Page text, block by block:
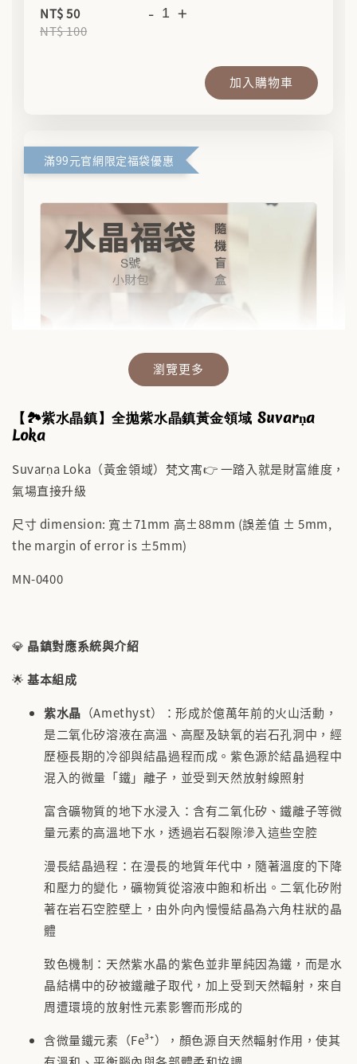
NT$ 50
NT$ 100
- +
加入購物車
滿99元官網限定福袋優惠
✨【水晶福袋】🔮 搶來的福袋沒中獎？水晶福
袋幫你翻盤💎能量UP💎
NT$ 388
瀏覽更多
【🏞️紫水晶鎮】全拋紫水晶鎮黃金領域 Suvarṇa
Loka
Suvarṇa Loka（黃金領域）梵文寓👉 一踏入就是財富維度，
氣場直接升級
尺寸 dimension: 寬±71mm 高±88mm (誤差值 ± 5mm,
the margin of error is ±5mm)
MN-0400
💎 晶鎮對應系統與介紹
🌟基本組成
紫水晶 （Amethyst）：形成於億萬年前的火山活動，
是二氧化矽溶液在高溫、高壓及缺氧的岩石孔洞中，經
歷極長期的冷卻與結晶過程而成。紫色源於結晶過程中
混入的微量「鐵」離子，並受到天然放射線照射
富含礦物質的地下水浸入：含有二氧化矽、鐵離子等微
量元素的高溫地下水，透過岩石裂隙滲入這些空腔
漫長結晶過程：在漫長的地質年代中，隨著溫度的下降
和壓力的變化，礦物質從溶液中飽和析出。二氧化矽附
著在岩石空腔壁上，由外向內慢慢結晶為六角柱狀的晶
體
致色機制：天然紫水晶的紫色並非單純因為鐵，而是水
晶結構中的矽被鐵離子取代，加上受到天然輻射，來自
周遭環境的放射性元素影響而形成的
含微量鐵元素（Fe³⁺），顏色源自天然輻射作用，使其